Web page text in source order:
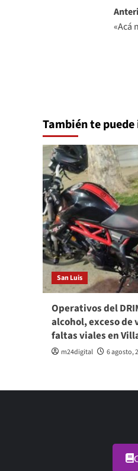
de
«Acá
También te
San Luis
Operativos del
alcohol, exceso de
faltas viales en
m24digital 6 agosto,